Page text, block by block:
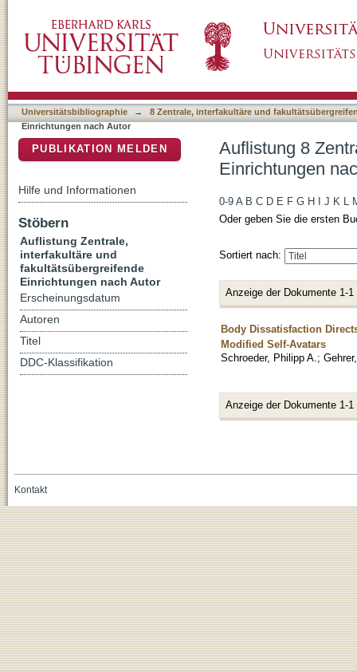
"Vagedes, Jan"
Universitätsbibliographie →
8 Zentrale, interfakultäre und
Einrichtungen nach Autor
Auflistung 8
Einrichtungen
0-9 A B C D E F G H J K L
Oder geben Sie die ersten
Sortiert nach:
Anzeige der Dokumente 1-1
Body Dissatisfaction
Modified Self-Avatars
Schroeder, Philipp A. ;
Anzeige der Dokumente 1-1
PUBLIKATION MELDEN
Hilfe und Informationen
Stöbern
Auflistung Zentrale,
interfakultäre und
fakultätsübergreifende
Einrichtungen nach Autor
Erscheinungsdatum
Autoren
Titel
DDC-Klassifikation
Kontakt